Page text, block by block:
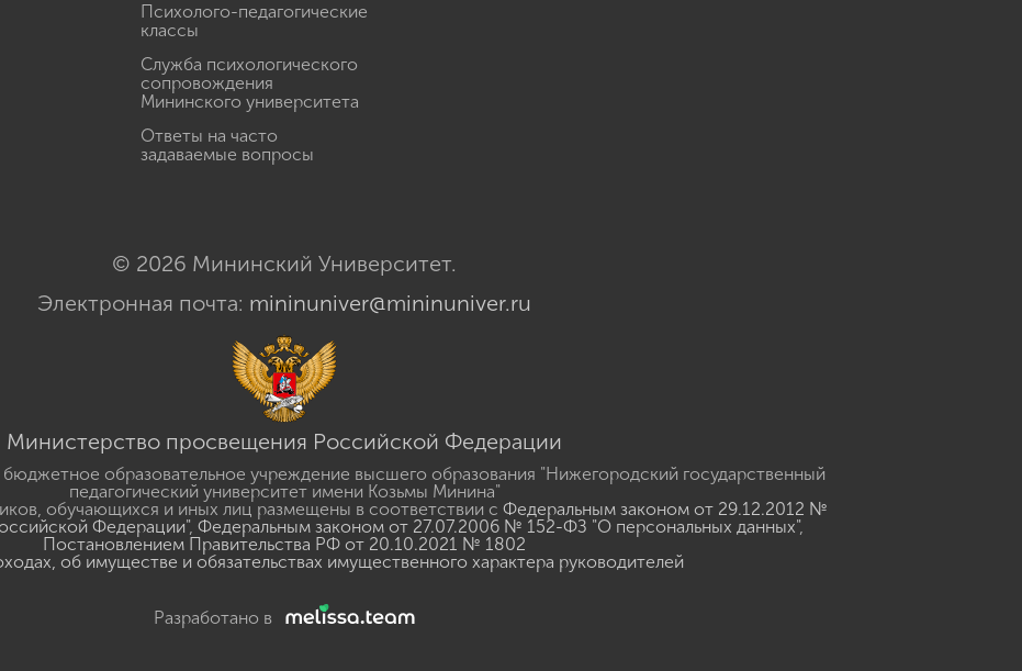
Психолого-педагогические
классы
Служба психологического
сопровождения
Мининского университета
Ответы на часто
задаваемые вопросы
© 2026 Мининский Университет.
Электронная почта: mininuniver@mininuniver.ru
Министерство просвещения Российской Федерации
образовательное учреждение высшего образования "Нижегородский государственный
педагогический университет имени Козьмы Минина"
обучающихся и иных лиц размещены в соответствии с Федеральным законом от 29.12.2012 №
Федерации", Федеральным законом от 27.07.2006 № 152-ФЗ "О персональных данных",
Постановлением Правительства РФ от 20.10.2021 № 1802
об имуществе и обязательствах имущественного характера руководителей
Разработано в